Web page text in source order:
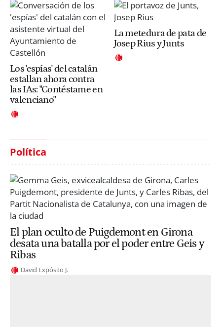
Los 'espías' del catalán
estallan ahora contra
las IAs: "Contéstame en
valenciano"
La metedura de pata de
Josep Rius y Junts
Política
El plan oculto de Puigdemont en Girona
desata una batalla por el poder entre Geis y
Ribas
David Expósito J.